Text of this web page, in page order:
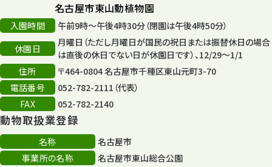
平和公園
森のとこやさん
再生
再生フォーラム
80周年
その他
名古屋市東山動植物園
入園時間
午前9時～午後4時30分（閉園は午後4時50分）
休園日
月曜日（ただし月曜日が国民の祝日または振替休日の場合
は直後の休日でない日が休園日です）、12/29～1/1
住所
〒464-0804 名古屋市千種区東山元町3-70
電話番号
052-782-2111（代表）
FAX
052-782-2140
動物取扱業登録
名称
名古屋市
事業所の名称
名古屋市東山総合公園